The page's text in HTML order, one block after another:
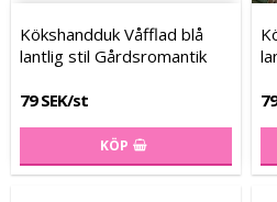
Lägg
Lägg
Kökshandduk Våfflad blå
lantlig stil Gårdsromantik
79 SEK/st
KÖP